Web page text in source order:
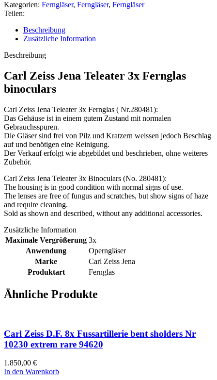
Kategorien: Ferngläser, Ferngläser, Ferngläser
Teilen:
Beschreibung
Zusätzliche Information
Beschreibung
Carl Zeiss Jena Teleater 3x Fernglas
binoculars
Carl Zeiss Jena Teleater 3x Fernglas ( Nr.280481):
Das Gehäuse ist in einem gutem Zustand mit normalen
Gebrauchsspuren.
Die Gläser sind frei von Pilz und Kratzern weissen jedoch Beschlag
auf und benötigen eine Reinigung.
Der Verkauf erfolgt wie abgebildet und beschrieben, ohne weiteres
Zubehör.
Carl Zeiss Jena Teleater 3x Binoculars (No. 280481):
The housing is in good condition with normal signs of use.
The lenses are free of fungus and scratches, but show signs of haze
and require cleaning.
Sold as shown and described, without any additional accessories.
Zusätzliche Information
Maximale Vergrößerung 3x
Anwendung
Operngläser
Marke
Carl Zeiss Jena
Produktart
Fernglas
Ähnliche Produkte
Carl Zeiss D.F. 8x Fussartillerie bent sholders Nr
10230 extrem rare 94620
1.850,00 €
In den Warenkorb